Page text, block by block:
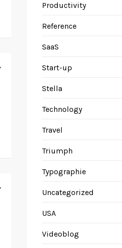
Productivity
Reference
SaaS
Start-up
Stella
Technology
Travel
Triumph
Typographie
Uncategorized
USA
Videoblog